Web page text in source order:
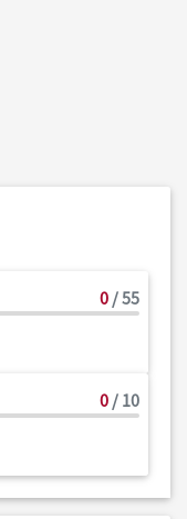
0 / 55
0 / 10